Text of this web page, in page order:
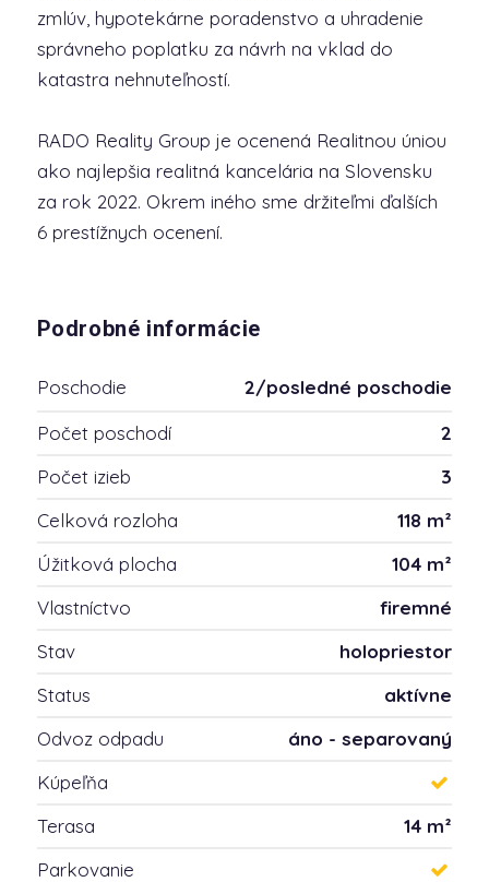
zmlúv, hypotekárne poradenstvo a uhradenie
správneho poplatku za návrh na vklad do
katastra nehnuteľností.
RADO Reality Group je ocenená Realitnou úniou
ako najlepšia realitná kancelária na Slovensku
za rok 2022. Okrem iného sme držiteľmi ďalších
6 prestížnych ocenení.
Podrobné informácie
Poschodie
2/posledné poschodie
Počet poschodí
2
Počet izieb
3
Celková rozloha
118 m²
Úžitková plocha
104 m²
Vlastníctvo
firemné
Stav
holopriestor
Status
aktívne
Odvoz odpadu
áno - separovaný
Kúpeľňa
Terasa
14 m²
Parkovanie